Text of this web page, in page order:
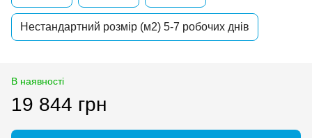
Нестандартний розмір (м2) 5-7 робочих днів
В наявності
19 844 грн